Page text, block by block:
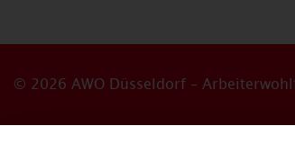
© 2026 AWO Düsseldorf –